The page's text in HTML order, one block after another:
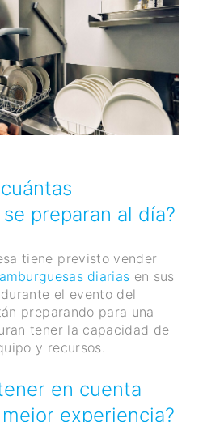
preparan al día?
tiene previsto vender
diarias en sus
el evento del
preparando para una
tener la capacidad de
y recursos.
en cuenta
experiencia?